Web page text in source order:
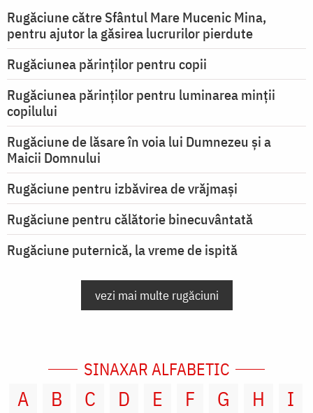
Rugăciune către Sfântul Mare Mucenic Mina,
pentru ajutor la găsirea lucrurilor pierdute
Rugăciunea părinților pentru copii
Rugăciunea părinților pentru luminarea minţii
copilului
Rugăciune de lăsare în voia lui Dumnezeu şi a
Maicii Domnului
Rugăciune pentru izbăvirea de vrăjmași
Rugăciune pentru călătorie binecuvântată
Rugăciune puternică, la vreme de ispită
vezi mai multe rugăciuni
SINAXAR ALFABETIC
A B C D E F G H
I